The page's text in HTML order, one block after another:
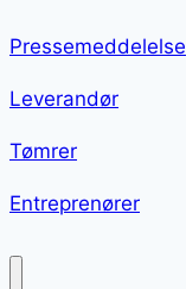
Pressemeddelelse
Leverandør
Tømrer
Entreprenører